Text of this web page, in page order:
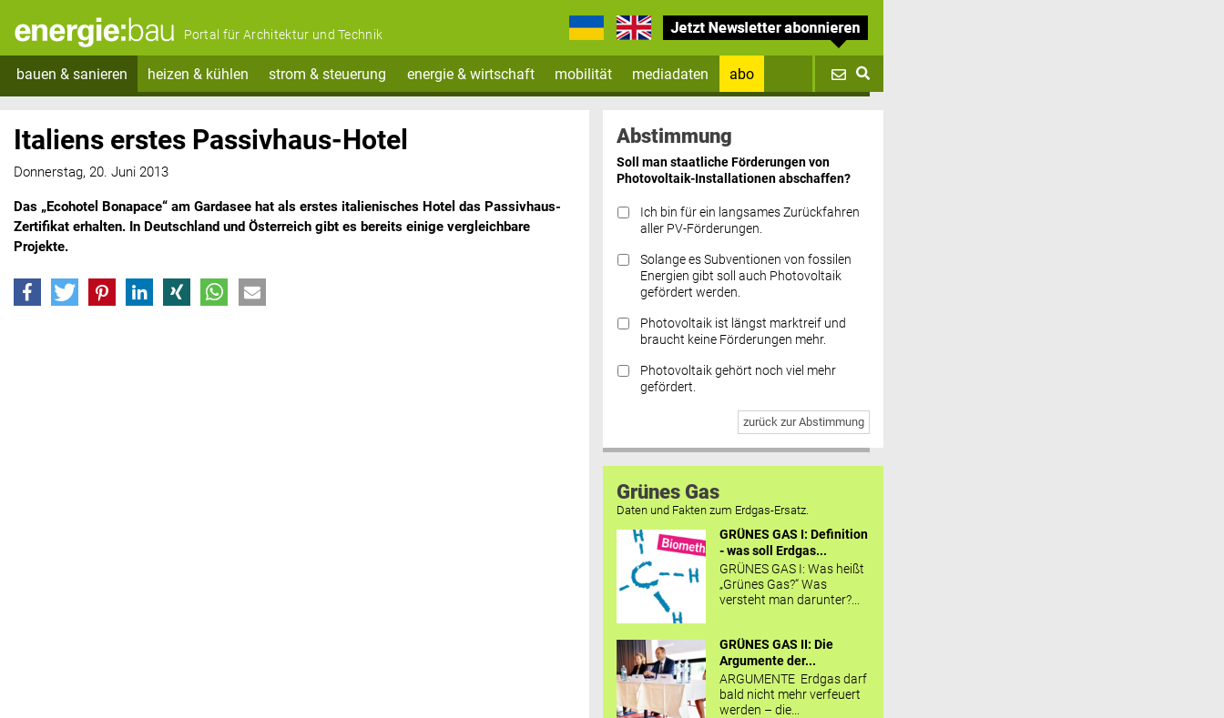
Portal für Architektur und Technik
bauen & sanieren heizen & kühlen strom & steuerung energie & wirtschaft mobilität mediadaten
abo
Datenschutz FAQs
Italiens erstes Passivhaus-Hotel
Donnerstag, 20. Juni 2013
Das „Ecohotel Bonapace“ am Gardasee hat als erstes italienisches Hotel das Passivhaus-
Zertifikat erhalten. In Deutschland und Österreich gibt es bereits einige vergleichbare
Projekte.
Abstimmung
Soll man staatliche Förderungen von
Photovoltaik-Installationen abschaffen?
Ich bin für ein langsames Zurückfahren
aller PV-Förderungen.
Solange es Subventionen von fossilen
Energien gibt soll auch Photovoltaik
gefördert werden.
Photovoltaik ist längst marktreif und
braucht keine Förderungen mehr.
Photovoltaik gehört noch viel mehr
gefördert.
zurück zur Abstimmung
Grünes Gas
Daten und Fakten zum Erdgas-Ersatz.
GRÜNES GAS I: Definition
- was soll Erdgas...
GRÜNES GAS I: Was heißt
„Grünes Gas?“ Was
versteht man darunter?...
GRÜNES GAS II: Die
Argumente der...
ARGUMENTE Erdgas darf
bald nicht mehr verfeuert
werden – die...